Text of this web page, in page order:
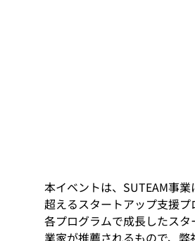
本イベントは、SUTEAM事
超えるスタートアップ支援プ
各プログラムで成長したス
業家が推薦されるもので、弊